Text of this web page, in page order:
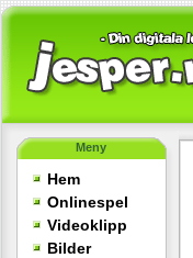
Meny
Hem
Onlinespel
Videoklipp
Bilder